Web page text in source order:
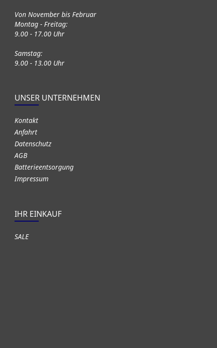
Von November bis Februar
Montag - Freitag:
9.00 - 17.00 Uhr
Samstag:
9.00 - 13.00 Uhr
UNSER UNTERNEHMEN
Kontakt
Anfahrt
Datenschutz
AGB
Batterieentsorgung
Impressum
IHR EINKAUF
SALE